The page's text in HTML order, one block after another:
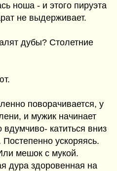
ноша - и этого пируэта
не выдерживает.
дубы? Столетние
поворачивается, у
и мужик начинает
катиться вниз
ускоряясь.
мешок с мукой.
дура здоровенная на